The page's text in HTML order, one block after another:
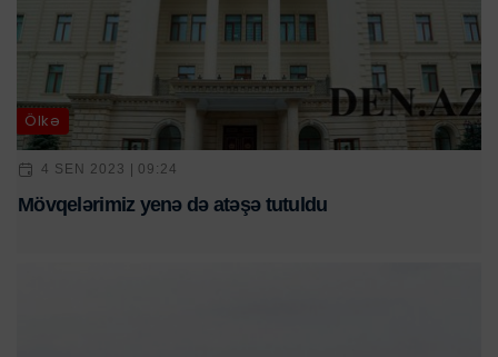
Ölkə
4 SEN 2023 | 09:24
Mövqelərimiz yenə də atəşə tutuldu